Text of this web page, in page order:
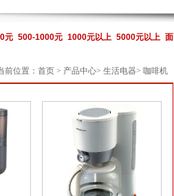
元 500-1000元 1000元以上 5000元以上 面
前位置： 首页 > 产品中心> 生活电器> 咖啡机